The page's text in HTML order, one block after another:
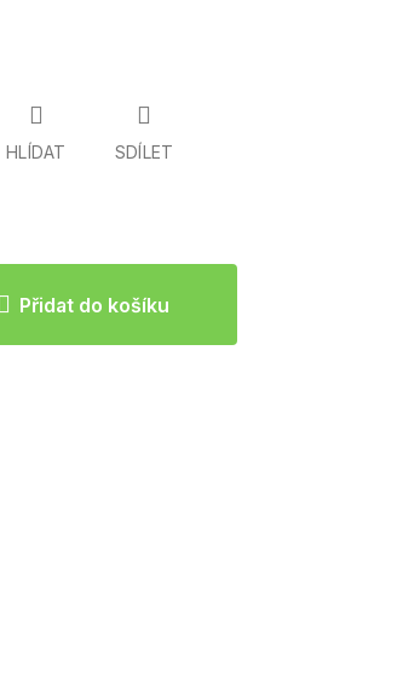
cena:
Přidat do košíku
HLÍDAT SDÍLET